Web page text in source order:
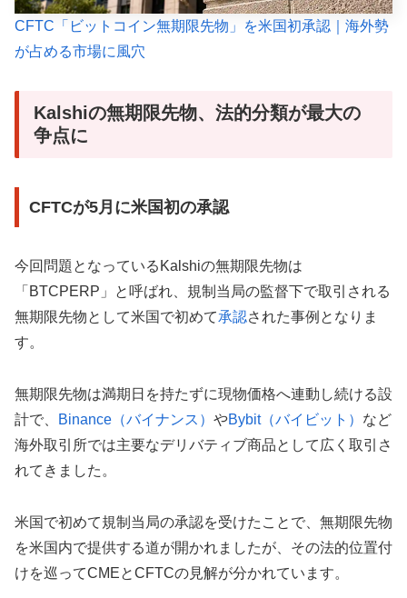
CFTC「ビットコイン無期限先物」を米国初承認｜海外勢
が占める市場に風穴
Kalshiの無期限先物、法的分類が最大の
争点に
CFTCが5月に米国初の承認
今回問題となっているKalshiの無期限先物は
「BTCPERP」と呼ばれ、規制当局の監督下で取引される
無期限先物として米国で初めて承認された事例となりま
す。
無期限先物は満期日を持たずに現物価格へ連動し続ける設
計で、
Binance（バイナンス） やBybit（バイビット） など
海外取引所では主要なデリバティブ商品として広く取引さ
れてきました。
米国で初めて規制当局の承認を受けたことで、無期限先物
を米国内で提供する道が開かれましたが、その法的位置付
けを巡ってCMEとCFTCの見解が分かれています。